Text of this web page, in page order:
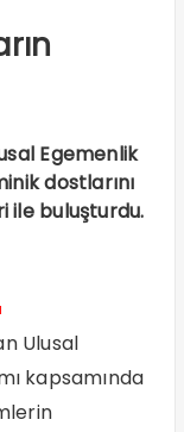
Egemenlik
dostlarını
ile buluşturdu.
Ulusal
kapsamında